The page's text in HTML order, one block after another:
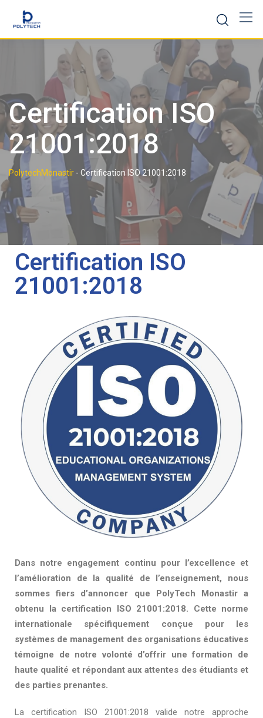
Certification ISO
21001:2018
PolytechMonastir - Certification ISO 21001:2018
Certification ISO
21001:2018
Dans notre engagement continu pour l’excellence et
l’amélioration de la qualité de l’enseignement, nous
sommes fiers d’annoncer que PolyTech Monastir a
obtenu la certification ISO 21001:2018. Cette norme
internationale spécifiquement conçue pour les
systèmes de management des organisations éducatives
témoigne de notre volonté d’offrir une formation de
haute qualité et répondant aux attentes des étudiants et
des parties prenantes.
La certification ISO 21001:2018 valide notre approche